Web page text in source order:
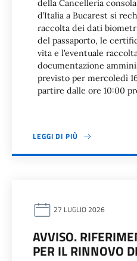
della Cancelleria
d’Italia a Bucarest si
raccolta dei dati
del passaporto, le
vita e l’eventuale
documentazione
previsto per mercoledì
partire dalle ore 10:00
LEGGI DI PIÙ
27 LUGLIO 2026
AVVISO.
PER IL RINNOVO